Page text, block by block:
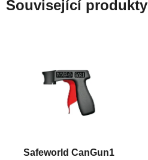
Související produkty
Safeworld CanGun1